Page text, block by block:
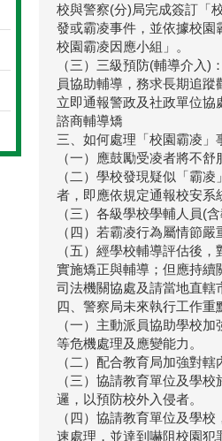
校與警察(分)局完成簽訂「
發或霸凌事件，並依據校園
校園霸凌因應小組」。
（三）三級預防(輔導介入
員協助輔導，務求長期追
立即通報警政及社政單位
諮商輔導矯
三、如何處理「校園霸凌」
（一）應鼓勵受凌者將不
（二）學校發現疑似「霸
者，即應依規定通報校安系
（三）各級學校學輔人員(
（四）若霸凌行為屬情節
（五）經學校輔導評估後
實施矯正與輔導；但應持續
司法機關協處及請當地直轄
四、警察局未來執行工作重
（一）主動派員協助學校
等危機處理及應變能力。
（二）配合教育局加強對
（三）協請教育單位及學
邏，以預防校外入侵者。
（四）協請教育單位及學
速處理，並達到嚇阻校園犯